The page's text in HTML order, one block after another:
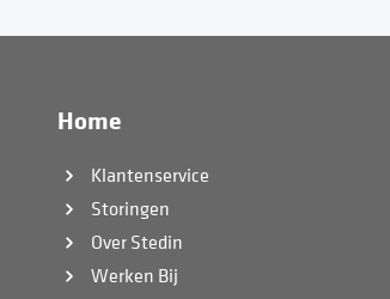
Home
Klantenservice
Storingen
Over Stedin
Werken Bij